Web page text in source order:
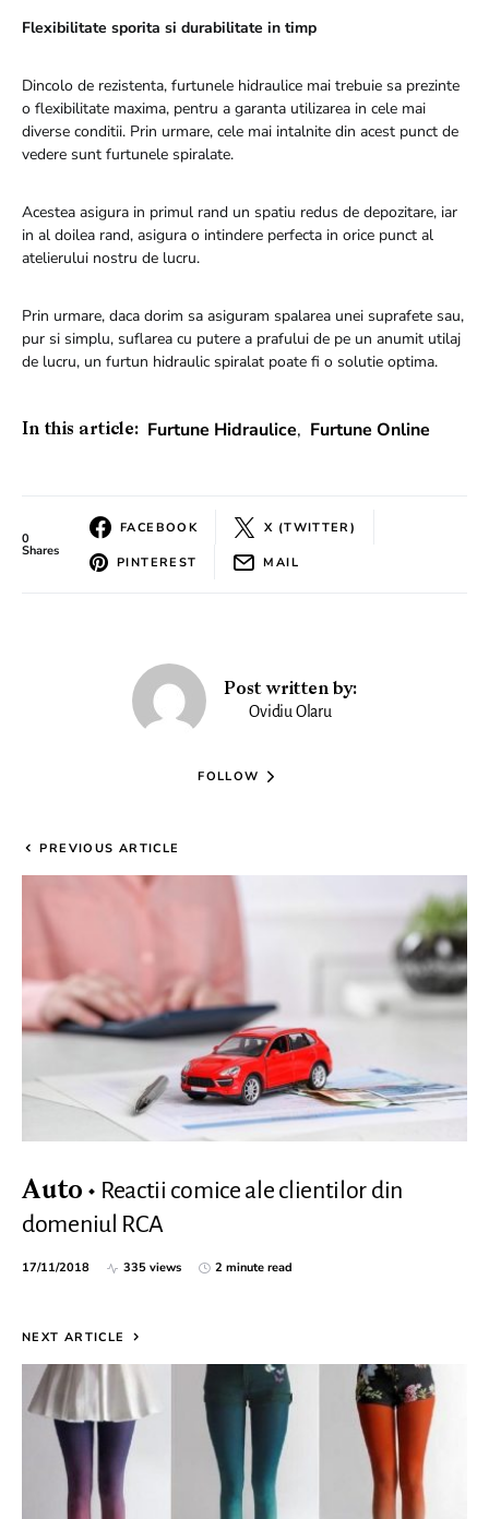
Flexibilitate sporita si durabilitate in timp
Dincolo de rezistenta, furtunele hidraulice mai trebuie sa prezinte
o flexibilitate maxima, pentru a garanta utilizarea in cele mai
diverse conditii. Prin urmare, cele mai intalnite din acest punct de
vedere sunt furtunele spiralate.
Acestea asigura in primul rand un spatiu redus de depozitare, iar
in al doilea rand, asigura o intindere perfecta in orice punct al
atelierului nostru de lucru.
Prin urmare, daca dorim sa asiguram spalarea unei suprafete sau,
pur si simplu, suflarea cu putere a prafului de pe un anumit utilaj
de lucru, un furtun hidraulic spiralat poate fi o solutie optima.
In this article: Furtune Hidraulice, Furtune Online
0
Shares
FACEBOOK X (TWITTER)
PINTEREST MAIL
Post written by:
Ovidiu Olaru
FOLLOW
PREVIOUS ARTICLE
Auto
Reactii comice ale clientilor din
domeniul RCA
17/11/2018 335 views 2 minute read
NEXT ARTICLE